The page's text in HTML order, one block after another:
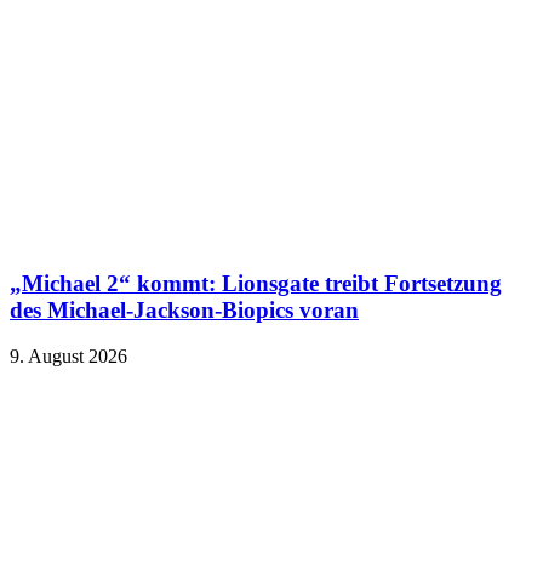
„Michael 2“ kommt: Lionsgate treibt Fortsetzung
des Michael-Jackson-Biopics voran
9. August 2026